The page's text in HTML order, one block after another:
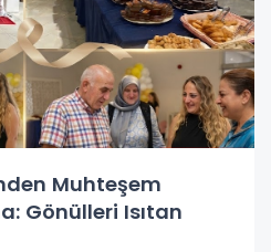
Muhteşem
Gönülleri Isıtan